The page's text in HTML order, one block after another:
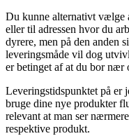
Du kunne alternativt vælge
eller til adressen hvor du
dyrere, men på den anden
leveringsmåde vil dog
er betinget af at du bor nær
Leveringstidspunktet på er
bruge dine nye produkter
relevant at man ser
respektive produkt.